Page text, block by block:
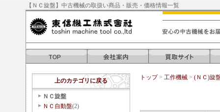
【ＮＣ旋盤】中古機械の取扱い商品・販売・価格情報一覧
上のカテゴリに戻る
ＮＣ旋盤
ＮＣ自動盤(2)
トップ> 工作機械 > (ＮＣ)旋